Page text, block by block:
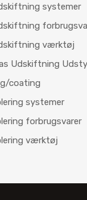
systemer
værktøj
Udskiftning
coating
systemer
forbrugsvarer
værktøj